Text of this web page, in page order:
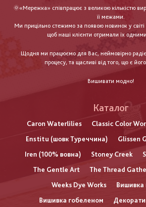
🌞«Мережка» співпрацює з великою кількістю
її межами.
Ми прицільно стежимо за появою новинок у світі
щоб наші клієнти отримали їх
Щодня ми працюємо для Вас, неймовірно
процесу, та щасливі від того, що є
Вишивати модно!
Каталог
Caron Waterlilies Classic Color
Enstitu (шовк Туреччина)
Glissen
Iren (100% вовна)
Stoney Creek
The Gentle Art
The Thread
Weeks Dye Works
Вишивка гобеленом